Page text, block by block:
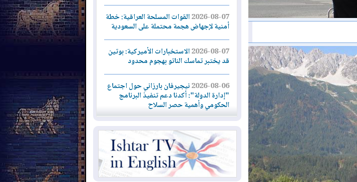
2026-08-07القوات المسلحة العراقية: خطة
أمنية لإجهاض هجمة محتملة على السعودية
2026-08-07الاستخبارات الأميركية: بوتين
قد يختبر تماسك الناتو بهجوم محدود
2026-08-06نيجيرفان بارزاني حول اجتماع
"إدارة الدولة": أكدنا دعم تنفيذ البرنامج
الحكومي وأهمية حصر السلاح
2026-08-06ائتلاف ادارة الدولة: من
يقومون بسلوك يهدد امن البلاد خارجون عن
القانون يجب محاربتهم
2026-08-06بعد هجومين قرب باب المندب..